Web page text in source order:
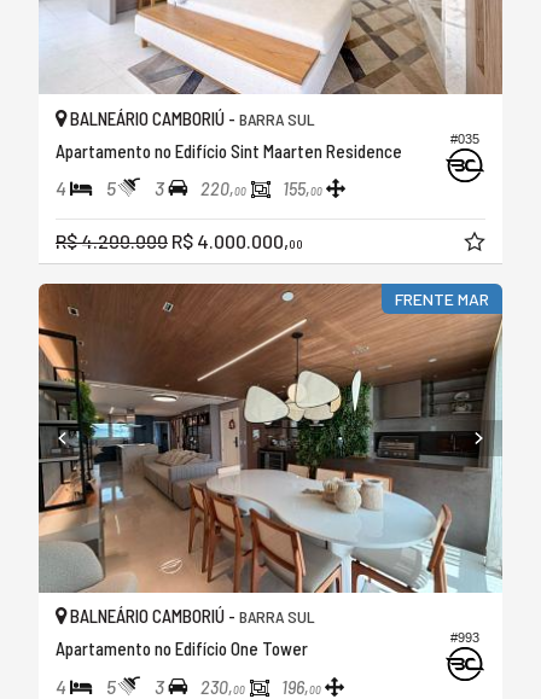
#035
BALNEÁRIO CAMBORIÚ - BARRA SUL
Apartamento no Edifício Sint Maarten Residence
4 5 3 220,00 155,00
R$ 4.200.000 R$ 4.000.000,00
FRENTE MAR
#993
BALNEÁRIO CAMBORIÚ - BARRA SUL
Apartamento no Edifício One Tower
4 5 3 230,00 196,00